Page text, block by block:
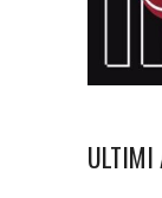
ULTIMI